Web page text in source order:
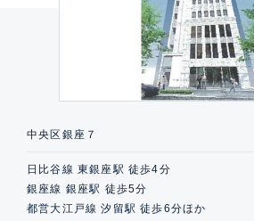
中央区銀座７
日比谷線 東銀座駅 徒歩4分
銀座線 銀座駅 徒歩5分
都営大江戸線 汐留駅 徒歩6分ほか